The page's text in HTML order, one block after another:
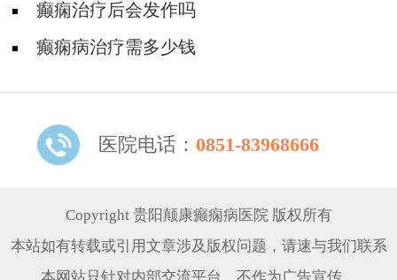
癫痫治疗后会发作吗
癫痫病治疗需多少钱
医院电话： 0851-83968666
Copyright 贵阳颠康癫痫病医院 版权所有
本站如有转载或引用文章涉及版权问题，请速与我们联系